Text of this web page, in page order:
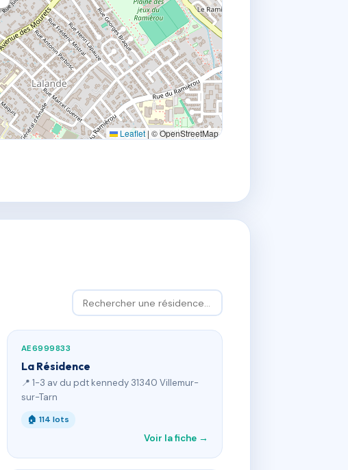
Leaflet | © OpenStreetMap
AE6999833
La Résidence
📍 1-3 av du pdt kennedy 31340 Villemur-
sur-Tarn
🏠 114 lots
Voir la fiche →